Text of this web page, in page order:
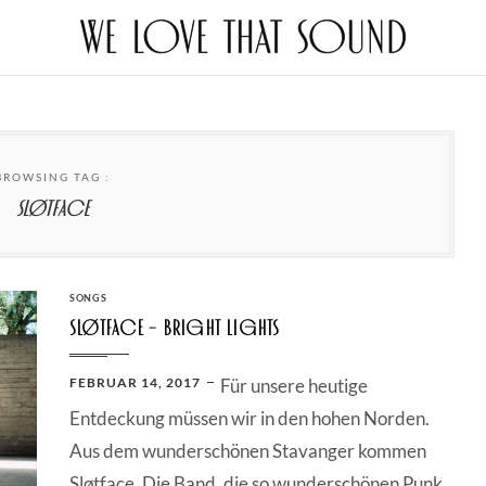
TAG :
Sløtface
CATEGORIES
SONGS
Sløtface – Bright Lights
POSTED
FEBRUAR 14, 2017
Für unsere heutige
Entdeckung müssen wir in den hohen Norden.
Aus dem wunderschönen Stavanger kommen